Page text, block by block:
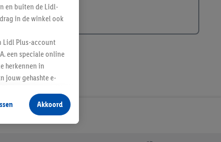
en buiten de Lidl-
in de winkel ook
Lidl Plus-account
een speciale online
herkennen in
jouw gehashte e-
producten waarin je
te plaatsen
Akkoord